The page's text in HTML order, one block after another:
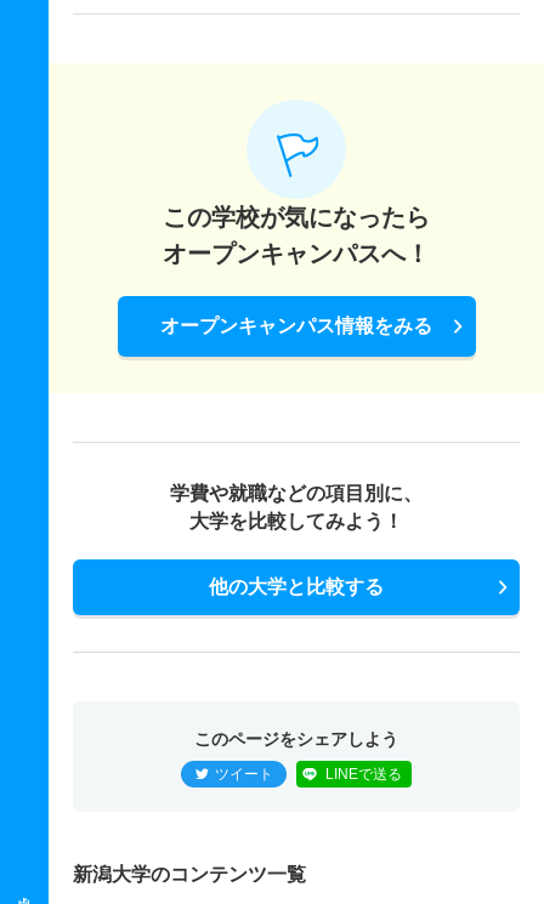
この学校が気になったら
オープンキャンパスへ！
オープンキャンパス情報をみる
学費や就職などの項目別に、
大学を比較してみよう！
他の大学と比較する
このページをシェアしよう
ツイート LINEで送る
新潟大学のコンテンツ一覧